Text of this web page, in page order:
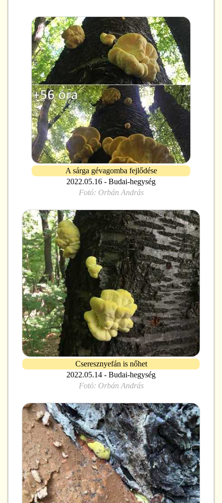
A sárga gévagomba fejlődése
2022.05.16 - Budai-hegység
Fotó: Orbán András
Cseresznyefán is nőhet
2022.05.14 - Budai-hegység
Fotó: Orbán András